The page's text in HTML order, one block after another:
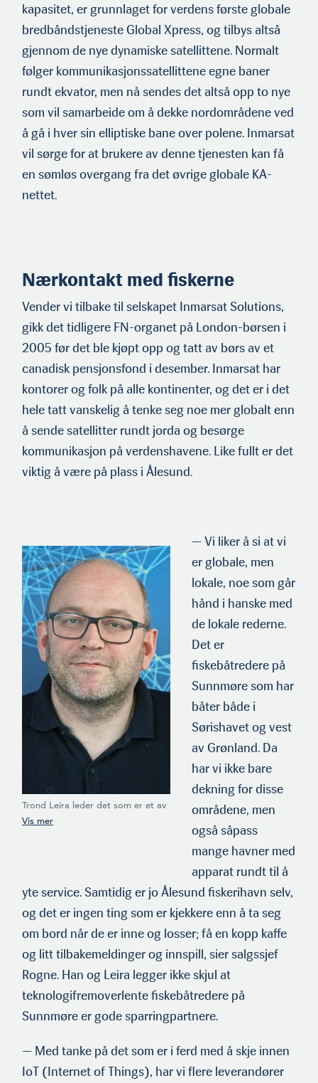
kapasitet, er grunnlaget for verdens første globale
bred­båndstjeneste Global Xpress, og tilbys altså
gjennom de nye dynamiske satellittene. Normalt
følger kommunikasjonssatellittene egne baner
rundt ekvator, men nå sendes det altså opp to nye
som vil samarbeide om å dekke nordområdene ved
å gå i hver sin ellip­tiske bane over polene. Inmarsat
vil sørge for at brukere av denne tjenesten kan få
en sømløs overgang fra det øvrige globale KA-
nettet.
Nærkontakt med fiskerne
Vender vi tilbake til selskapet Inmarsat Solutions,
gikk det tidligere FN-organet på London-børsen i
2005 før det ble kjøpt opp og tatt av børs av et
canadisk pensjonsfond i desember. Inmarsat har
kontorer og folk på alle kontinenter, og det er i det
hele tatt vanskelig å tenke seg noe mer globalt enn
å sende satellitter rundt jorda og besørge
kommunikasjon på verdensha­vene. Like fullt er det
viktig å være på plass i Ålesund.
Trond Leira leder det som er et av
internasjonale Inmarsats største
— Vi liker å si at vi
er globale, men
lokale, noe som går
hånd i hanske med
de lokale rederne.
Det er
fiskebåtredere på
Sunnmøre som har
båter både i
Sørishavet og vest
av Grønland. Da
har vi ikke bare
dekning for disse
områdene, men
også såpass
mange havner med
apparat rundt til å
yte service. Samtidig er jo Åle­sund fiskerihavn selv,
og det er ingen ting som er kjekkere enn å ta seg
om bord når de er inne og losser; få en kopp kaffe
og litt tilbakemeldinger og innspill, sier salgssjef
Rogne. Han og Leira legger ikke skjul at
teknologifremoverlente fiskebåtredere på
Sunnmøre er gode sparringpartnere.
— Med tanke på det som er i ferd med å skje innen
IoT (Internet of Things), har vi flere leverandører